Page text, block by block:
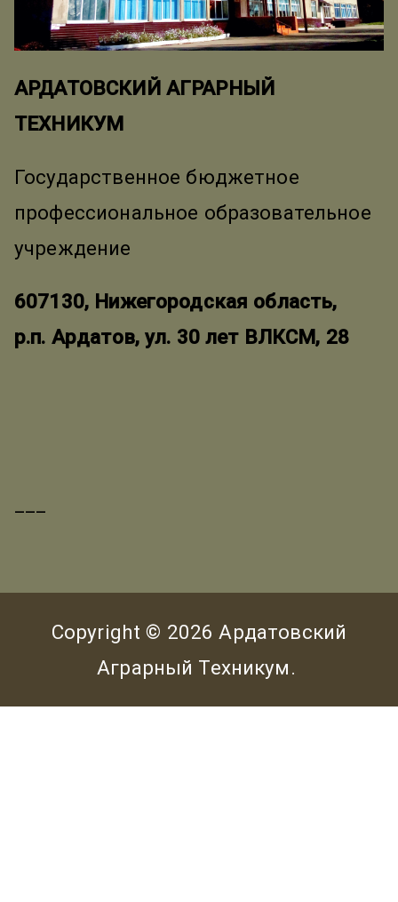
АРДАТОВСКИЙ АГРАРНЫЙ
ТЕХНИКУМ
Государственное бюджетное
профессиональное образовательное
учреждение
607130, Нижегородская область,
р.п. Ардатов, ул. 30 лет ВЛКСМ, 28
Copyright © 2026Ардатовский
Аграрный Техникум.